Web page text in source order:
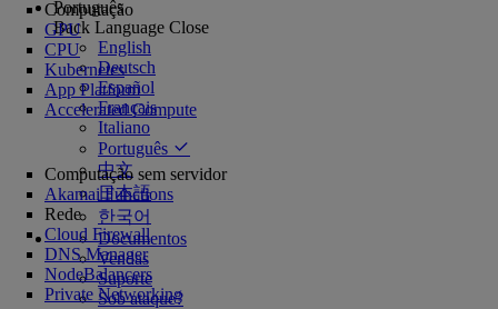
Português
Back Language Close
English
Deutsch
Español
Français
Italiano
Português
中文
日本語
한국어
Documentos
Vendas
Suporte
Sob ataque?
Computação
GPU
CPU
Kubernetes
App Platform
Accelerated Compute
Computação sem servidor
Akamai Functions
Rede
Cloud Firewall
DNS Manager
NodeBalancers
Private Networking